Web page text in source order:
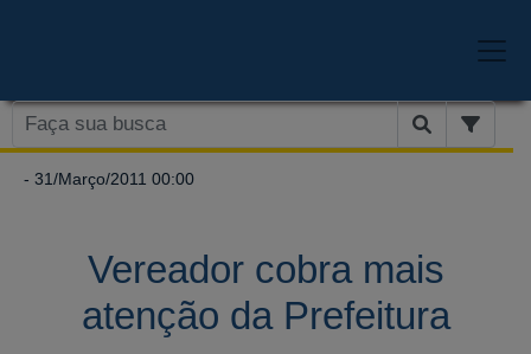
- 31/Março/2011 00:00
Vereador cobra mais
atenção da Prefeitura